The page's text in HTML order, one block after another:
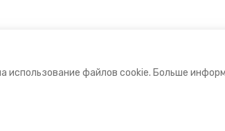
использование файлов cookie. Больше